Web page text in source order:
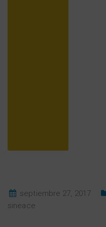
septiembre 27, 2017
sineace